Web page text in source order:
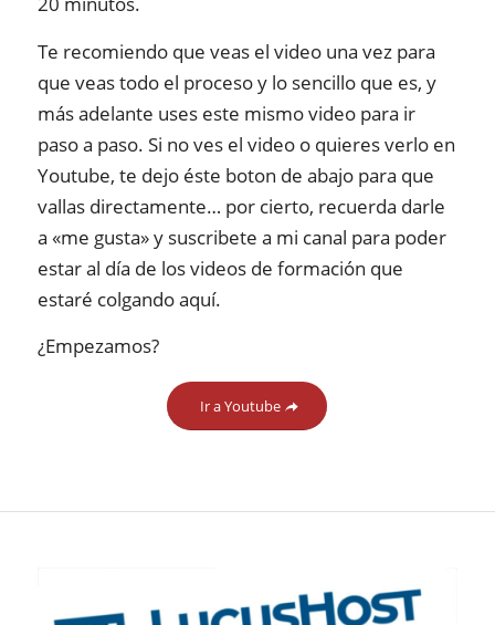
Te recomiendo que veas el video una vez para
que veas todo el proceso y lo sencillo que es, y
más adelante uses este mismo video para ir
paso a paso. Si no ves el video o quieres verlo en
Youtube, te dejo éste boton de abajo para que
vallas directamente… por cierto, recuerda darle
a «me gusta» y suscribete a mi canal para poder
estar al día de los videos de formación que
estaré colgando aquí.
¿Empezamos?
Ir a Youtube